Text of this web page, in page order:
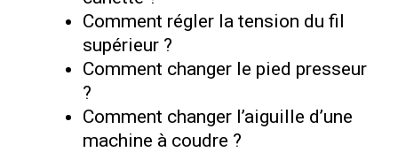
Comment régler la tension du fil
supérieur ?
Comment changer le pied presseur
?
Comment changer l’aiguille d’une
machine à coudre ?